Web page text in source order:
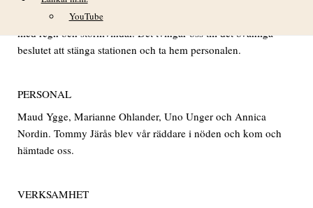
YouTube
växlande molnighet. Men borta på horisonten hägrar ovädret
med regn och stormvindar. Det tvingar oss till det ovanliga
beslutet att stänga stationen och ta hem personalen.
PERSONAL
Maud Ygge, Marianne Ohlander, Uno Unger och Annica
Nordin. Tommy Järås blev vår räddare i nöden och kom och
hämtade oss.
VERKSAMHET